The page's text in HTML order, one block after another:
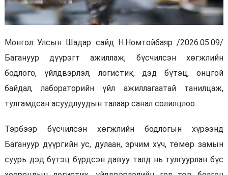
Монгол Улсын Шадар сайд Н.Номтойбаяр /2026.05.09/
Багануур дүүрэгт ажиллаж, бүсчилсэн хөгжлийн
бодлого, үйлдвэрлэл, логистик, дэд бүтэц, онцгой
байдал, лабораторийн үйл ажиллагаатай танилцаж,
тулгамдсан асуудлуудын талаар санал солилцлоо.
Тэрбээр бүсчилсэн хөгжлийн бодлогын хүрээнд
Багануур дүүргийн ус, дулаан, эрчим хүч, төмөр замын
суурь дэд бүтэц бүрдсэн давуу талд нь тулгуурлан бүс